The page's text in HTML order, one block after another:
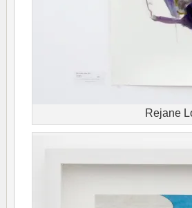
Rejane